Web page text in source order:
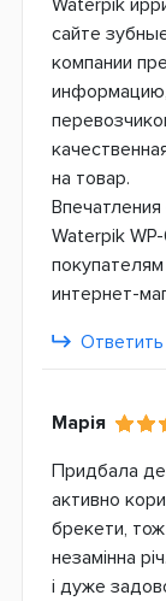
сайте
компании
на товар.
Waterpik
интернет-
Ответить
Марія
Придбала
активно
брекети,
незамінна
і дуже